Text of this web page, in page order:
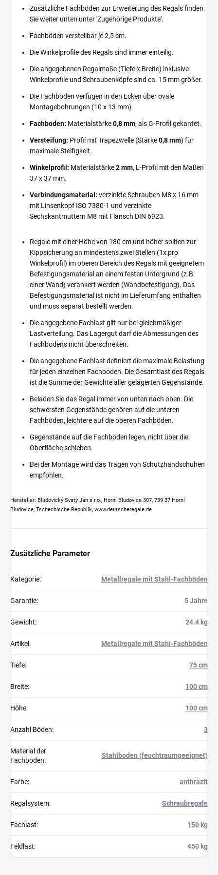
Zusätzliche Fachböden zur Erweiterung des Regals finden
Sie weiter unten unter 'Zugehörige Produkte'.
Fachböden verstellbar je 2,5 cm.
Die Winkelprofile des Regals sind immer einteilig.
Die angegebenen Regalmaße (Tiefe x Breite) inklusive
Winkelprofile und Schraubenköpfe sind ca. 15 mm größer.
Die Fachböden verfügen in den Ecken über ovale
Montagebohrungen (10 x 13 mm).
Fachboden: Materialstärke0,8 mm, als G-Profil gekantet.
Versteifung: Profil mit Trapezwelle (Stärke0,8 mm) für
maximale Steifigkeit.
Winkelprofil: Materialstärke2 mm, L-Profil mit den Maßen
37 x 37 mm.
Verbindungsmaterial: verzinkte Schrauben M8 x 16 mm
mit Linsenkopf ISO 7380-1 und verzinkte
Sechskantmuttern M8 mit Flansch DIN 6923.
Regale mit einer Höhe von 180 cm und höher sollten zur
Kippsicherung an mindestens zwei Stellen (1x pro
Winkelprofil) im oberen Bereich des Regals mit geeignetem
Befestigungsmaterial an einem festen Untergrund (z.B.
einer Wand) verankert werden (Wandbefestigung). Das
Befestigungsmaterial ist nicht im Lieferumfang enthalten
und muss separat bestellt werden.
Die angegebene Fachlast gilt nur bei gleichmäßiger
Lastverteilung. Das Lagergut darf die Abmessungen des
Fachbodens nicht überschreiten.
Die angegebene Fachlast definiert die maximale Belastung
für jeden einzelnen Fachboden. Die Gesamtlast des Regals
ist die Summe der Gewichte aller gelagerten Gegenstände.
Beladen Sie das Regal immer von unten nach oben. Die
schwersten Gegenstände gehören auf die unteren
Fachböden, leichtere auf die oberen Fachböden.
Gegenstände auf die Fachböden legen, nicht über die
Oberfläche schieben.
Bei der Montage wird das Tragen von Schutzhandschuhen
empfohlen.
Hersteller: Bludovický Svatý Ján s.r.o., Horní Bludovice 307, 739 37 Horní
Bludovice, Tschechische Republik, www.deutscheregale.de
Zusätzliche Parameter
Kategorie: Metallregale mit Stahl-Fachböden
Garantie: 5 Jahre
Gewicht: 24.4 kg
Artikel : Metallregale mit Stahl-Fachböden
Tiefe: 75 cm
Breite: 100 cm
Höhe: 100 cm
Anzahl Böden: 3
Material der
Fachböden:
Stahlboden (feuchtraumgeeignet)
Farbe: anthrazit
Regalsystem: Schraubregale
Fachlast: 150 kg
Feldlast: 450 kg